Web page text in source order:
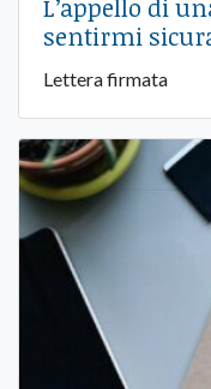
L’appello di
sentirmi
Lettera firmata